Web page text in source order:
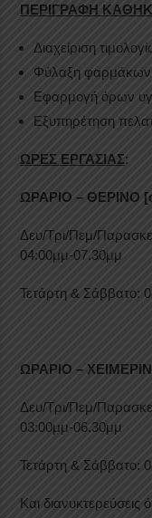
ΠΕΡΙΓΡΑΦΗ
Διαχείριση
Φύλαξη φαρμάκων
Εφαρμογή όρων
Εξυπηρέτηση
ΩΡΕΣ ΕΡΓΑΣΙΑΣ:
ΩΡΑΡΙΟ – ΘΕΡΙΝΟ
Δευ/Τρι/Πεμ/
04:00μμ-07.30μμ
Τετάρτη & Σάββατο:
ΩΡΑΡΙΟ –
Δευ/Τρι/Πεμ/
03:00μμ-06.30μμ
Τετάρτη & Σάββατο:
Και διανυκτερεύσεις